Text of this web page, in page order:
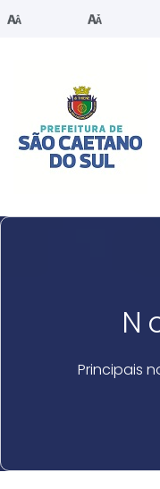
Principais